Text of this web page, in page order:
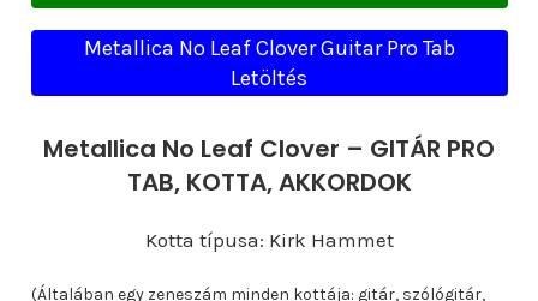
Metallica No Leaf Clover Guitar Pro Tab
Letöltés
Metallica No Leaf Clover – GITÁR PRO
TAB, KOTTA, AKKORDOK
Kotta típusa: Kirk Hammet
(Általában egy zeneszám minden kottája: gitár, szólógitár,